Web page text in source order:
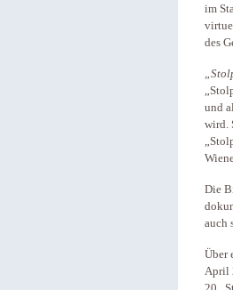
im
des
und
wird.
Die
auch
Über
April